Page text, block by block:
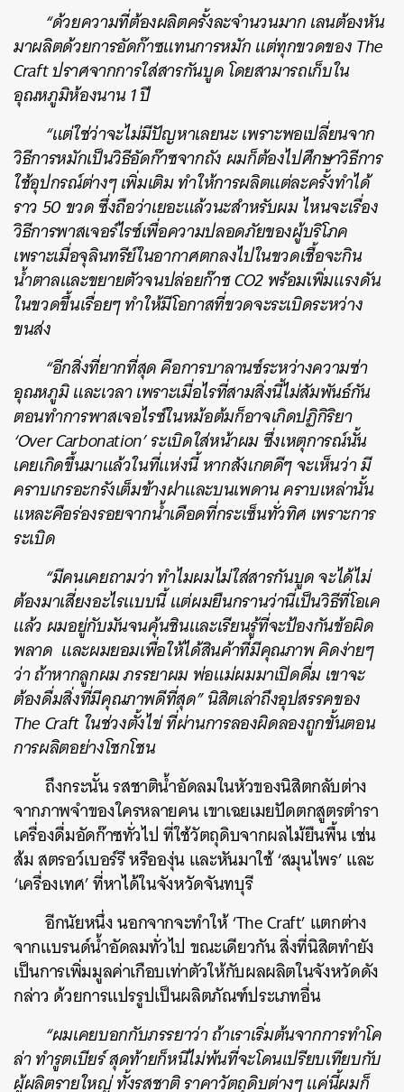
“ด้วยความที่ต้องผลิตครั้งละจำนวนมาก เลนต้องหัน
มาผลิตด้วยการอัดก๊าซแทนการหมัก แต่ทุกขวดของ The
Craft ปราศจากการใส่สารกันบูด โดยสามารถเก็บใน
อุณหภูมิห้องนาน 1 ปี
“แต่ใช่ว่าจะไม่มีปัญหาเลยนะ เพราะพอเปลี่ยนจาก
วิธีการหมักเป็นวิธีอัดก๊าซจากถัง ผมก็ต้องไปศึกษาวิธีการ
ใช้อุปกรณ์ต่างๆ เพิ่มเติม ทำให้การผลิตแต่ละครั้งทำได้
ราว 50 ขวด ซึ่งถือว่าเยอะแล้วนะสำหรับผม ไหนจะเรื่อง
วิธีการพาสเจอร์ไรซ์เพื่อความปลอดภัยของผู้บริโภค
เพราะเมื่อจุลินทรีย์ในอากาศตกลงไปในขวดเชื้อจะกิน
น้ำตาลและขยายตัวจนปล่อยก๊าซ CO2 พร้อมเพิ่มแรงดัน
ในขวดขึ้นเรื่อยๆ ทำให้มีโอกาสที่ขวดจะระเบิดระหว่าง
ขนส่ง
“อีกสิ่งที่ยากที่สุด คือการบาลานซ์ระหว่างความซ่า
อุณหภูมิ และเวลา เพราะเมื่อไรที่สามสิ่งนี้ไม่สัมพันธ์กัน
ตอนทำการพาสเจอไรซ์ในหม้อต้มก็อาจเกิดปฏิกิริยา
‘Over Carbonation’ ระเบิดใส่หน้าผม ซึ่งเหตุการณ์นั้น
เคยเกิดขึ้นมาแล้วในที่แห่งนี้ หากสังเกตดีๆ จะเห็นว่า มี
คราบเกรอะกรังเต็มข้างฝาและบนเพดาน คราบเหล่านั้น
แหละคือร่องรอยจากน้ำเดือดที่กระเซ็นทั่วทิศ เพราะการ
ระเบิด
“มีคนเคยถามว่า ทำไมผมไม่ใส่สารกันบูด จะได้ไม่
ต้องมาเสี่ยงอะไรแบบนี้ แต่ผมยืนกรานว่านี่เป็นวิธีที่โอเค
แล้ว ผมอยู่กับมันจนคุ้นชินและเรียนรู้ที่จะป้องกันข้อผิด
พลาด และผมยอมเพื่อให้ได้สินค้าที่มีคุณภาพ คิดง่ายๆ
ว่า ถ้าหากลูกผม ภรรยาผม พ่อแม่ผมมาเปิดดื่ม เขาจะ
ต้องดื่มสิ่งที่มีคุณภาพดีที่สุด” นิสิตเล่าถึงอุปสรรคของ
The Craft ในช่วงตั้งไข่ ที่ผ่านการลองผิดลองถูกขั้นตอน
การผลิตอย่างโชกโชน
ถึงกระนั้น รสชาติน้ำอัดลมในหัวของนิสิตกลับต่าง
จากภาพจำของใครหลายคน เขาเฉยเมยปัดตกสูตรตำรา
เครื่องดื่มอัดก๊าซทั่วไป ที่ใช้วัตถุดิบจากผลไม้ยืนพื้น เช่น
ส้ม สตรอว์เบอร์รี หรือองุ่น และหันมาใช้ ‘สมุนไพร’ และ
‘เครื่องเทศ’ ที่หาได้ในจังหวัดจันทบุรี
อีกนัยหนึ่ง นอกจากจะทำให้ ‘The Craft’ แตกต่าง
จากแบรนด์น้ำอัดลมทั่วไป ขณะเดียวกัน สิ่งที่นิสิตทำยัง
เป็นการเพิ่มมูลค่าเกือบเท่าตัวให้กับผลผลิตในจังหวัดดัง
กล่าว ด้วยการแปรรูปเป็นผลิตภัณฑ์ประเภทอื่น
“ผมเคยบอกกับภรรยาว่า ถ้าเราเริ่มต้นจากการทำโค
ล่า ทำรูตเบียร์ สุดท้ายก็หนีไม่พ้นที่จะโดนเปรียบเทียบกับ
ผู้ผลิตรายใหญ่ ทั้งรสชาติ ราคาวัตถุดิบต่างๆ แค่นี้ผมก็